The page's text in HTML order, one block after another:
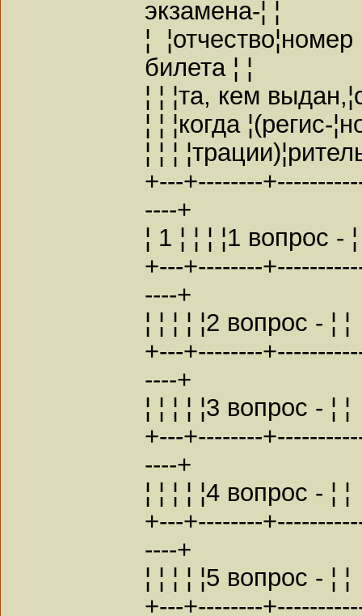
экзамена-¦ ¦
¦
билета ¦ ¦
¦ ¦ ¦та, кем
¦ ¦ ¦когда ¦(регис-
¦ ¦ ¦
+---+--------
----+
¦ 1 ¦ ¦ ¦ ¦1 вопрос - ¦
+---+--------
----+
¦ ¦ ¦ ¦ ¦2 вопрос - ¦ ¦
+---+--------
----+
¦ ¦ ¦ ¦ ¦3 вопрос - ¦ ¦
+---+--------
----+
¦ ¦ ¦ ¦ ¦4 вопрос - ¦ ¦
+---+--------
----+
¦ ¦ ¦ ¦ ¦5 вопрос - ¦ ¦
+---+--------